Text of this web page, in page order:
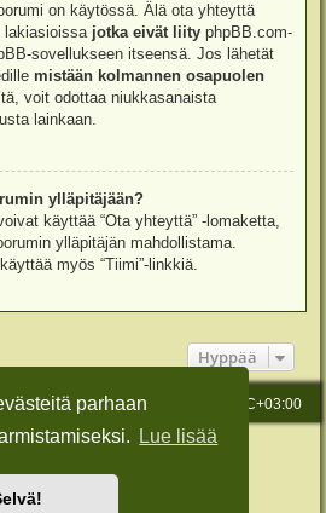
parhaan
Lue lisää
on käytössä. Älä ota yhteyttä
lakiasioissa jotka eivät liity phpBB.com-
sovellukseen itseensä. Jos lähetät
mistään kolmannen osapuolen
voit odottaa niukkasanaista
lainkaan.
ylläpitäjään?
käyttää “Ota yhteyttä” -lomaketta,
ylläpitäjän mahdollistama.
myös “Tiimi”-linkkiä.
Hyppää
Kaikki ajat ovat UTC+03:00
Ylläpidolle
® Forum Software © phpBB Limited